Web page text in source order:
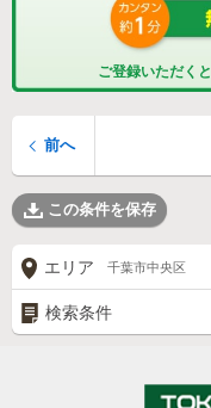
ご登録いただくと
前へ
この条件を保存
エリア 千葉市中央区
検索条件